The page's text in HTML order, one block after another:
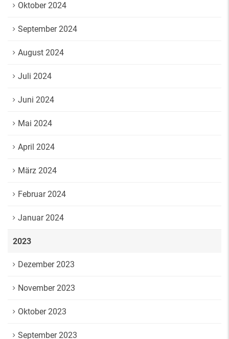
Oktober 2024
September 2024
August 2024
Juli 2024
Juni 2024
Mai 2024
April 2024
März 2024
Februar 2024
Januar 2024
2023
Dezember 2023
November 2023
Oktober 2023
September 2023